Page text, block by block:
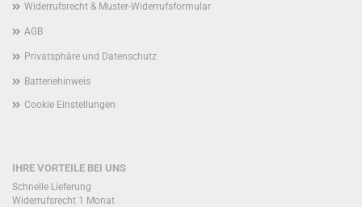
Widerrufsrecht & Muster-Widerrufsformular
AGB
Privatsphäre und Datenschutz
Batteriehinweis
Cookie Einstellungen
IHRE VORTEILE BEI UNS
Schnelle Lieferung
Widerrufsrecht 1 Monat